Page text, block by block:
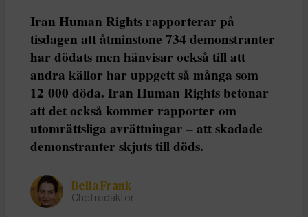
Iran Human Rights rapporterar på
tisdagen att åtminstone 734 demonstranter
har dödats men hänvisar också till att
andra källor har uppgett så många som
12 000 döda. Iran Human Rights betonar
att det också kommer rapporter om
utomrättsliga avrättningar – att skadade
demonstranter skjuts till döds.
Bella Frank
Chefredaktör